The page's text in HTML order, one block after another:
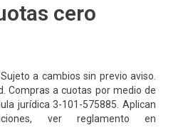
cero
a cambios sin previo aviso.
Compras a cuotas por medio de
jurídica 3-101-575885. Aplican
ver reglamento en